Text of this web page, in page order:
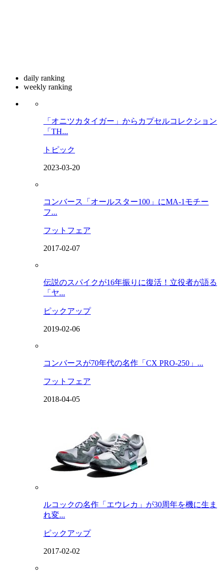
daily ranking
weekly ranking
「オニツカタイガー」からカプセルコレクション
「TH...
トピック
2023-03-20
コンバース「オールスター100」にMA-1モチー
フ...
フットフェア
2017-02-07
伝説のスパイクが16年振りに復活！立役者が語る
「ヤ...
ピックアップ
2019-02-06
コンバースが70年代の名作「CX PRO-250」...
フットフェア
2018-04-05
ルコックの名作「エウレカ」が30周年を機に生ま
れ変...
ピックアップ
2017-02-02